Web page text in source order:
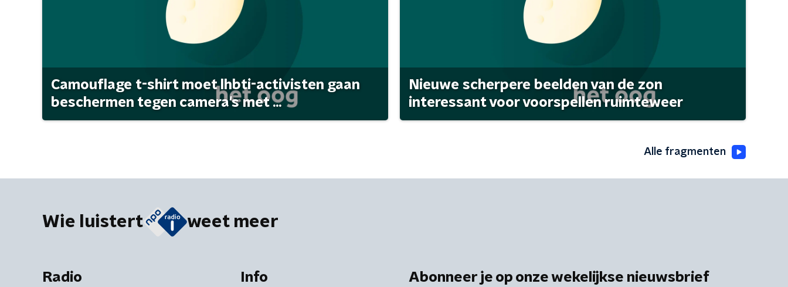
Camouflage t-shirt moet lhbti-activisten gaan
beschermen tegen camera's met ...
Nieuwe scherpere beelden van de zon
interessant voor voorspellen ruimteweer
Alle fragmenten
Wie luistert weet meer
Radio Info Abonneer je op onze wekelijkse nieuwsbrief